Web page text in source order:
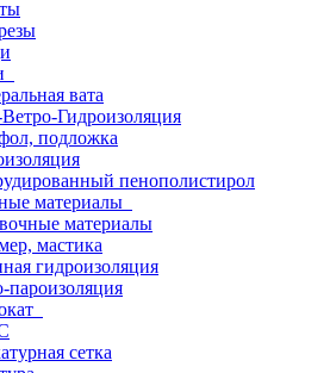
вата
Гидроизоляция
подложка
пенополистирол
материалы
материалы
мастика
гидроизоляция
пароизоляция
сетка